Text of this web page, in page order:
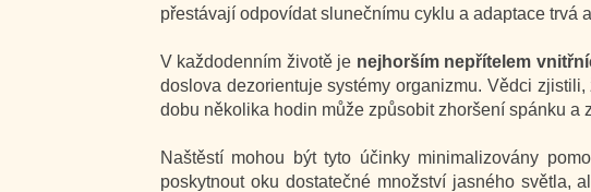
přestávají odpovídat slunečnímu cyklu a adaptace trvá
V každodenním životě je nejhorším nepřítelem
doslova dezorientuje systémy organizmu. Vědci
dobu několika hodin může způsobit zhoršení spánku a
Naštěstí mohou být tyto účinky minimalizovány
poskytnout oku dostatečné množství jasného světla,